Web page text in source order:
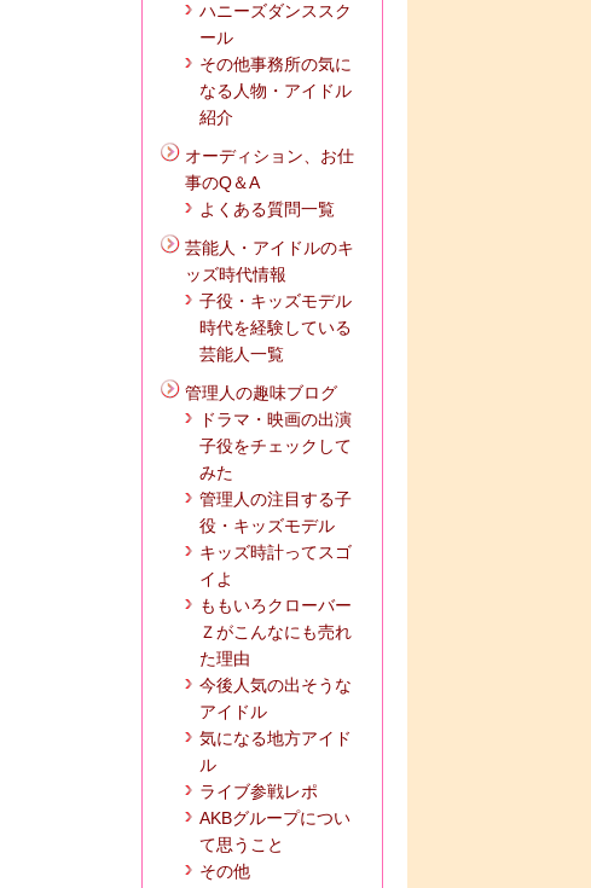
ハニーズダンススク
ール
その他事務所の気に
なる人物・アイドル
紹介
オーディション、お仕
事のQ＆A
よくある質問一覧
芸能人・アイドルのキ
ッズ時代情報
子役・キッズモデル
時代を経験している
芸能人一覧
管理人の趣味ブログ
ドラマ・映画の出演
子役をチェックして
みた
管理人の注目する子
役・キッズモデル
キッズ時計ってスゴ
イよ
ももいろクローバー
Ｚがこんなにも売れ
た理由
今後人気の出そうな
アイドル
気になる地方アイド
ル
ライブ参戦レポ
AKBグループについ
て思うこと
その他